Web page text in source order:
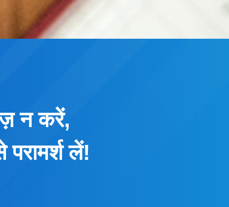
न करें,
परामर्श लें!